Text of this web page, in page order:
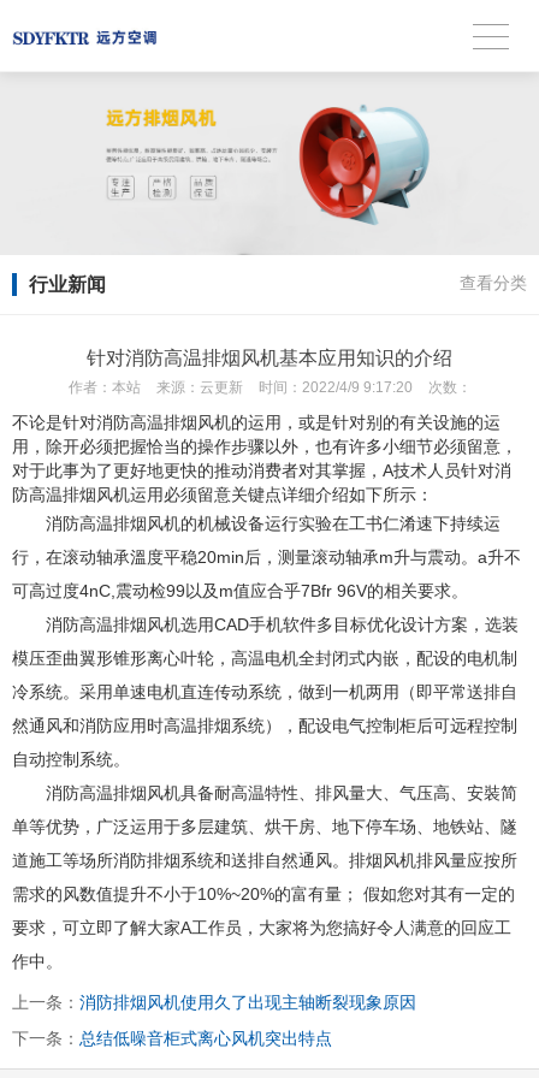
行业新闻 查看分类
针对消防高温排烟风机基本应用知识的介绍
作者： 本站 来源： 云更新 时间： 2022/4/9 9:17:20 次数：
不论是针对消防高温排烟风机的运用，或是针对别的有关设施的运
用，除开必须把握恰当的操作步骤以外，也有许多小细节必须留意，
对于此事为了更好地更快的推动消费者对其掌握，A技术人员针对消
防高温排烟风机运用必须留意关键点详细介绍如下所示：
消防高温排烟风机的机械设备运行实验在工书仁淆速下持续运
行，在滚动轴承溫度平稳20min后，测量滚动轴承m升与震动。a升不
可高过度4nC,震动检99以及m值应合乎7Bfr 96V的相关要求。
消防高温排烟风机选用CAD手机软件多目标优化设计方案，选装
模压歪曲翼形锥形离心叶轮，高温电机全封闭式内嵌，配设的电机制
冷系统。采用单速电机直连传动系统，做到一机两用（即平常送排自
然通风和消防应用时高温排烟系统），配设电气控制柜后可远程控制
自动控制系统。
消防高温排烟风机具备耐高温特性、排风量大、气压高、安裝简
单等优势，广泛运用于多层建筑、烘干房、地下停车场、地铁站、隧
道施工等场所消防排烟系统和送排自然通风。排烟风机排风量应按所
需求的风数值提升不小于10%~20%的富有量； 假如您对其有一定的
要求，可立即了解大家A工作员，大家将为您搞好令人满意的回应工
作中。
上一条： 消防排烟风机使用久了出现主轴断裂现象原因
下一条： 总结低噪音柜式离心风机突出特点